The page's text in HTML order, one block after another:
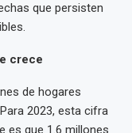
que persisten
crece
de hogares
2023, esta cifra